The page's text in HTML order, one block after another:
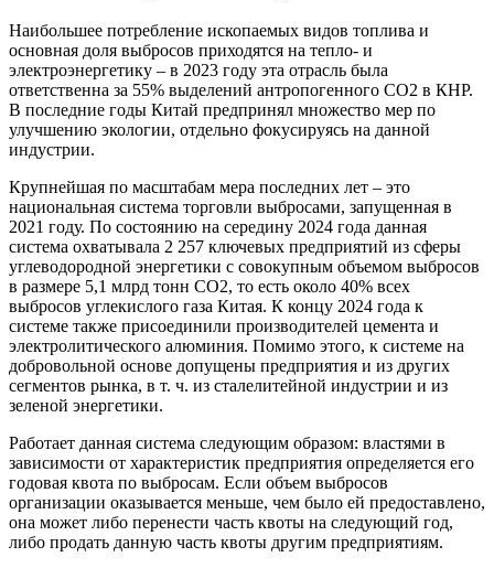
Наибольшее потребление ископаемых видов топлива и
основная доля выбросов приходятся на тепло- и
электроэнергетику – в 2023 году эта отрасль была
ответственна за 55% выделений антропогенного CO2 в КНР.
В последние годы Китай предпринял множество мер по
улучшению экологии, отдельно фокусируясь на данной
индустрии.
Крупнейшая по масштабам мера последних лет – это
национальная система торговли выбросами, запущенная в
2021 году. По состоянию на середину 2024 года данная
система охватывала 2 257 ключевых предприятий из сферы
углеводородной энергетики с совокупным объемом выбросов
в размере 5,1 млрд тонн CO2, то есть около 40% всех
выбросов углекислого газа Китая. К концу 2024 года к
системе также присоединили производителей цемента и
электролитического алюминия. Помимо этого, к системе на
добровольной основе допущены предприятия и из других
сегментов рынка, в т. ч. из сталелитейной индустрии и из
зеленой энергетики.
Работает данная система следующим образом: властями в
зависимости от характеристик предприятия определяется его
годовая квота по выбросам. Если объем выбросов
организации оказывается меньше, чем было ей предоставлено,
она может либо перенести часть квоты на следующий год,
либо продать данную часть квоты другим предприятиям.